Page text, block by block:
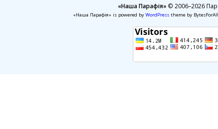
«Наша Парафія»© 2006–2026
«Наша Парафія» is powered by WordPresstheme by